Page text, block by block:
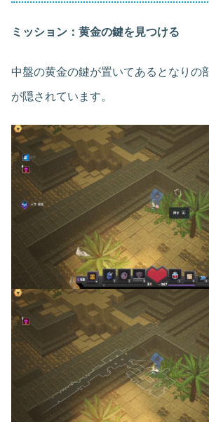
ミッション：黄金の鍵を見つける
中盤の黄金の鍵が置いてあるとなりの
が隠されています。